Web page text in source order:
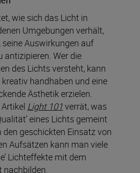
wie sich das Licht in
Umgebungen verhält,
seine Auswirkungen auf
antizipieren. Wer die
des Lichts versteht, kann
handhaben und eine
Ästhetik erzielen.
Light 101 verrät, was
eines Lichts gemeint
den geschickten Einsatz von
Aufsätzen kann man viele
Lichteffekte mit dem
nachbilden.